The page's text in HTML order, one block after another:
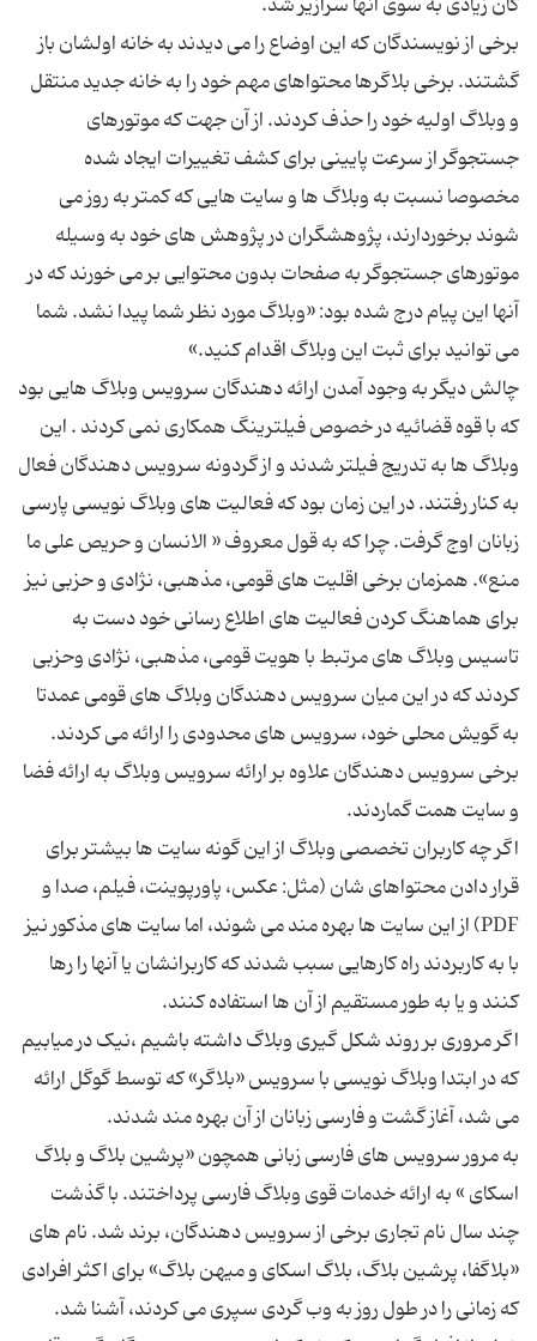
برخی از نویسندگان که این اوضاع را می دیدند به خانه اولشان باز
گشتند. برخی بلاگرها محتواهای مهم خود را به خانه جدید منتقل
و وبلاگ اولیه خود را حذف کردند. از آن جهت که موتورهای
جستجوگر از سرعت پایینی برای کشف تغییرات ایجاد شده
مخصوصا نسبت به وبلاگ ها و سایت هایی که کمتر به روز می
شوند برخوردارند، پژوهشگران در پژوهش های خود به وسیله
موتورهای جستجوگر به صفحات بدون محتوایی بر می خورند که در
آنها این پیام درج شده بود: «وبلاگ مورد نظر شما پیدا نشد. شما
چالش دیگر به وجود آمدن ارائه دهندگان سرویس وبلاگ هایی بود
که با قوه قضائیه در خصوص فیلترینگ همکاری نمی کردند . این
وبلاگ ها به تدریج فیلتر شدند و از گردونه سرویس دهندگان فعال
به کنار رفتند. در این زمان بود که فعالیت های وبلاگ نویسی پارسی
زبانان اوج گرفت. چرا که به قول معروف « الانسان و حریص علی ما
منع». همزمان برخی اقلیت های قومی، مذهبی، نژادی و حزبی نیز
برای هماهنگ کردن فعالیت های اطلاع رسانی خود دست به
تاسیس وبلاگ های مرتبط با هویت قومی، مذهبی، نژادی وحزبی
کردند که در این میان سرویس دهندگان وبلاگ های قومی عمدتا
به گویش محلی خود، سرویس های محدودی را ارائه می کردند.
برخی سرویس دهندگان علاوه بر ارائه سرویس وبلاگ به ارائه فضا
اگر چه کاربران تخصصی وبلاگ از این گونه سایت ها بیشتر برای
قرار دادن محتواهای شان (مثل: عکس، پاورپوینت، فیلم، صدا و
PDF) از این سایت ها بهره مند می شوند، اما سایت های مذکور نیز
با به کاربردند راه کارهایی سبب شدند که کاربرانشان یا آنها را رها
اگر مروری بر روند شکل گیری وبلاگ داشته باشیم ،نیک در میابیم
که در ابتدا وبلاگ نویسی با سرویس «بلاگر» که توسط گوگل ارائه
به مرور سرویس های فارسی زبانی همچون «پرشین بلاگ و بلاگ
اسکای » به ارائه خدمات قوی وبلاگ فارسی پرداختند. با گذشت
چند سال نام تجاری برخی از سرویس دهندگان، برند شد. نام های
«بلاگفا، پرشین بلاگ، بلاگ اسکای و میهن بلاگ» برای اکثر افرادی
که زمانی را در طول روز به وب گردی سپری می کردند، آشنا شد.